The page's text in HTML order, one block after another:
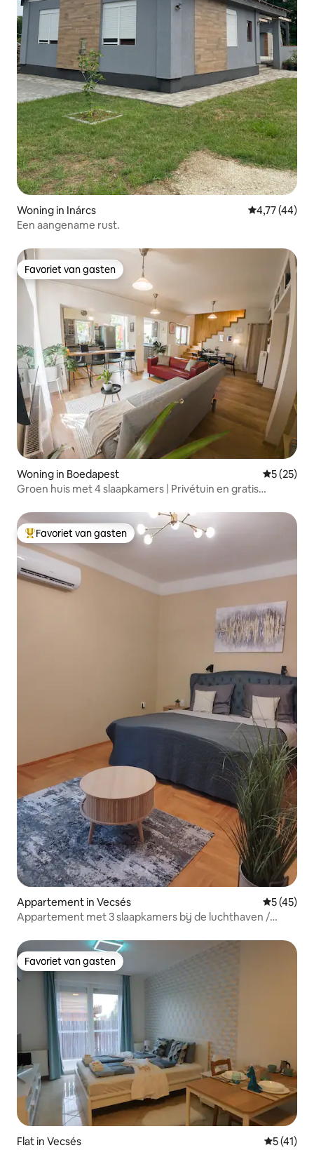
Woning in Inárcs Gemiddelde
4,77 (44)
Een aangename rust.
Favoriet van gasten
Favoriet van gasten
Woning in Boedapest
5 (25)
Groen huis met 4 slaapkamers | Privétuin en gratis
Topfavoriet van gasten
Favoriet van gasten
Appartement in Vecsés
5 (45)
Appartement met 3 slaapkamers bij de luchthaven /
Favoriet van gasten
Favoriet van gasten
Flat in Vecsés
5 (41)